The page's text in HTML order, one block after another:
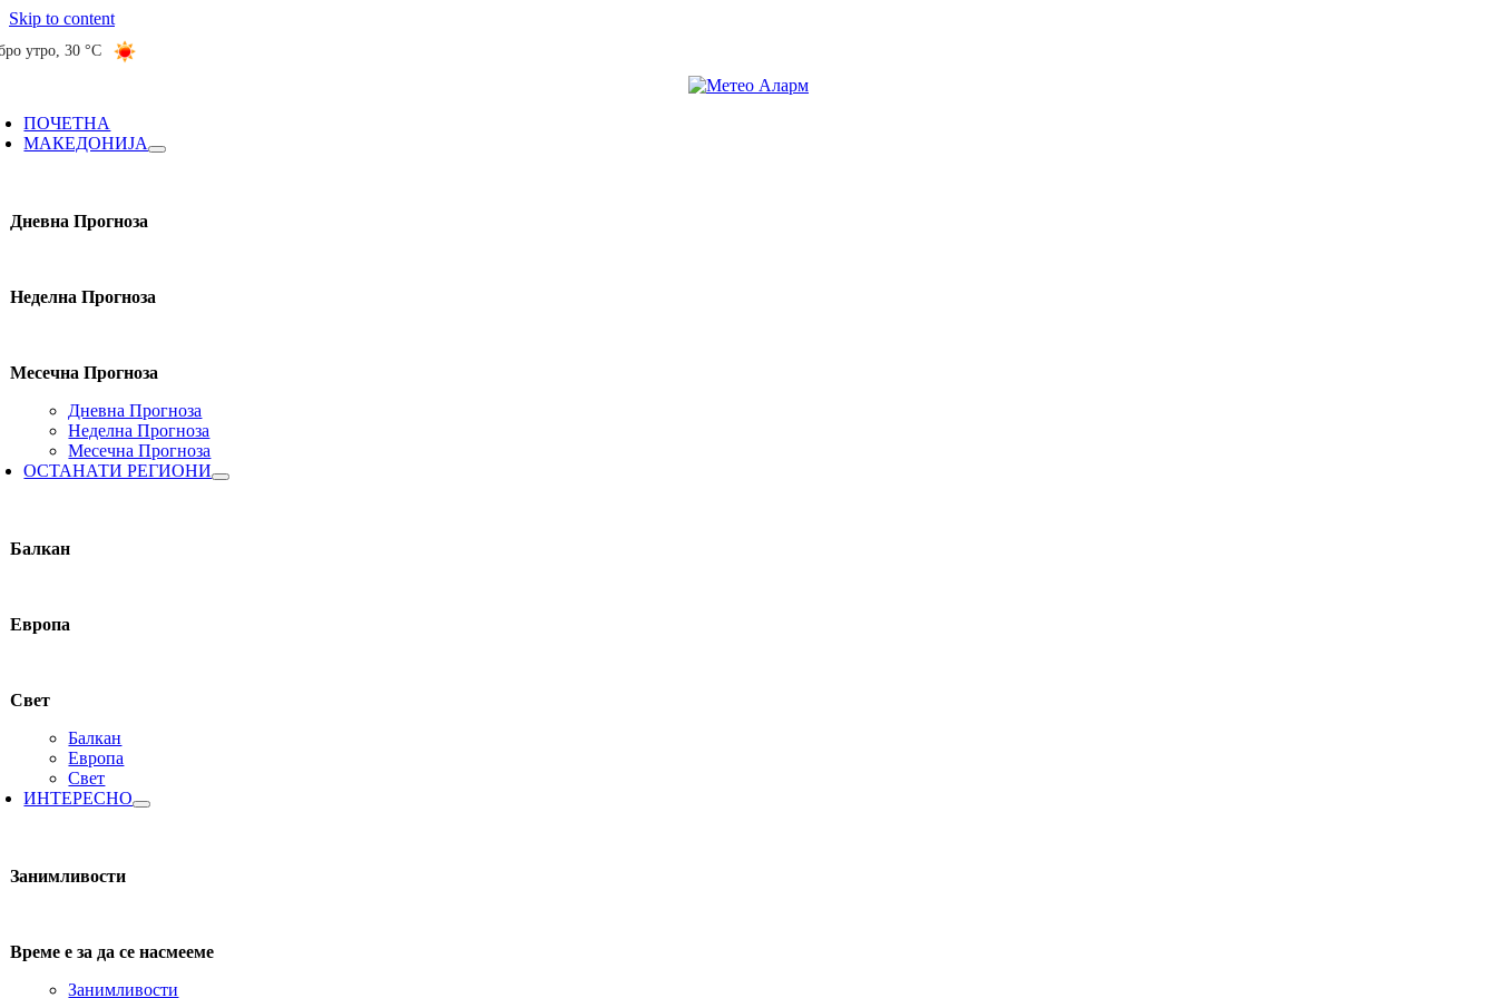
Skip to content
утро,30 °C
ПОЧЕТНА
МАКЕДОНИЈА
Дневна Прогноза
Неделна Прогноза
Месечна Прогноза
Дневна Прогноза
Неделна Прогноза
Месечна Прогноза
ОСТАНАТИ РЕГИОНИ
Балкан
Европа
Свет
Балкан
Европа
Свет
ИНТЕРЕСНО
Занимливости
Време е за да се насмееме
Занимливости